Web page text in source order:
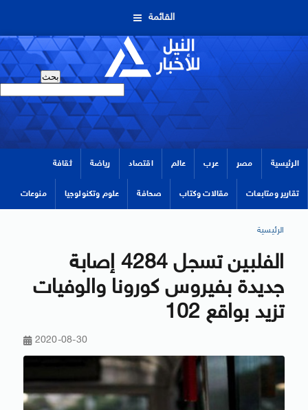
القائمة
الرئيسية مصر عرب عالم اقتصاد رياضة ثقافة
تقارير ومتابعات مقالات وكتاب صحافة علوم وتكنولوجيا منوعات
الرئيسية
الفلبين تسجل 4284 إصابة
جديدة بفيروس كورونا والوفيات
تزيد بواقع 102
2020-08-30